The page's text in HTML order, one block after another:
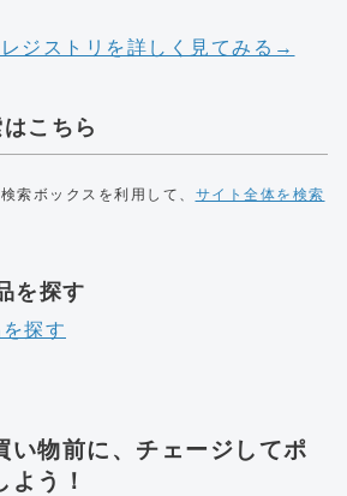
ジストリを詳しく見てみる→
こちら
索ボックスを利用して、 サイト全体を検索
を探す
探す
い物前に、チェージしてポ
よう！